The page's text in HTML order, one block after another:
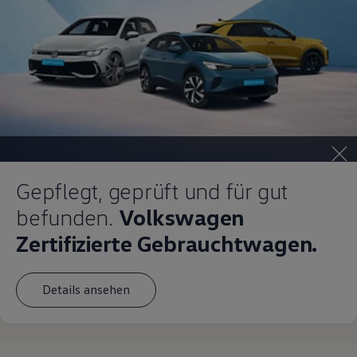
Magazin
Lifestyle
Transport
Familie
Elektromobilität
Volkswagen R
Pannen- und Unfallhilfe
Volkswagen Kundenbetreuung
Gepflegt, geprüft und für gut
befunden. Volkswagen
Zertifizierte Gebrauchtwagen.
Details ansehen